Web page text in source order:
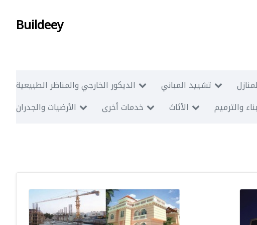
Buildeey
الديكور الخارجي والمناظر الطبيعية تشييد المباني
الأرضيات والجدران
خدمات أخرى الأثاث والترميم